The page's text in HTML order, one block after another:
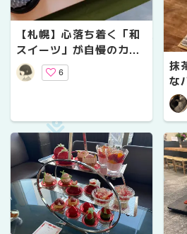
【札幌】心落ち着く「和
スイーツ」が自慢のカフ
ェ6選
6
抹
な
３